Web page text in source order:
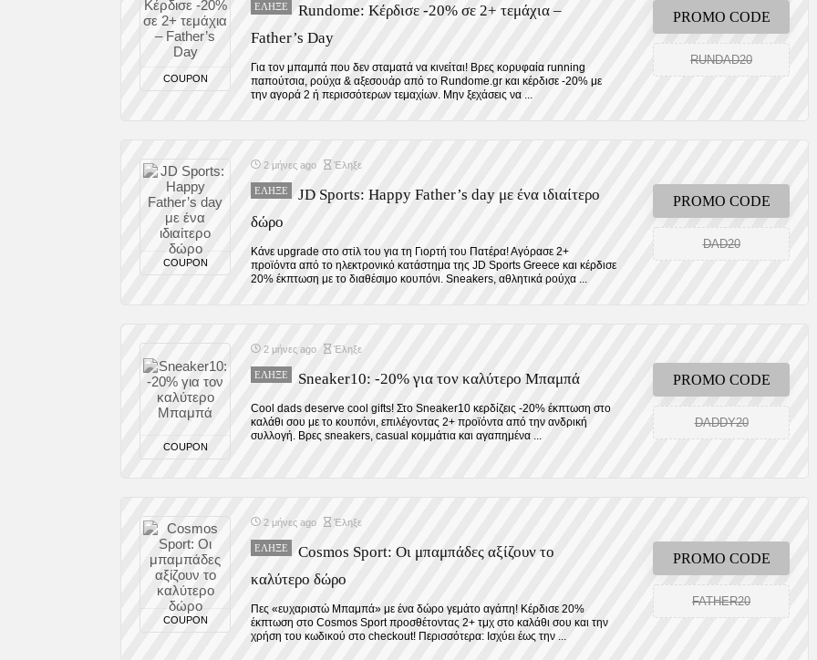
COUPON
ΈΛΗΞΕ
Rundome: Κέρδισε -20% σε 2+ τεμάχια –
Father’s Day
Για τον μπαμπά που δεν σταματά να κινείται! Βρες κορυφαία running
παπούτσια, ρούχα & αξεσουάρ από το Rundome.gr και κέρδισε -20% με
την αγορά 2 ή περισσότερων τεμαχίων. Μην ξεχάσεις να ...
PROMO CODE
RUNDAD20
COUPON
2 μήνες ago Έληξε
ΈΛΗΞΕ
JD Sports: Happy Father’s day με ένα ιδιαίτερο
δώρο
Κάνε upgrade στο στiλ του για τη Γιορτή του Πατέρα! Αγόρασε 2+
προϊόντα από το ηλεκτρονικό κατάστημα της JD Sports Greece και κέρδισε
20% έκπτωση με το διαθέσιμο κουπόνι. Sneakers, αθλητικά ρούχα ...
PROMO CODE
DAD20
COUPON
2 μήνες ago Έληξε
ΈΛΗΞΕ Sneaker10: -20% για τον καλύτερο Μπαμπά
Cool dads deserve cool gifts! Στο Sneaker10 κερδίζεις -20% έκπτωση στο
καλάθι σου με το κουπόνι, επιλέγοντας 2+ προϊόντα από την ανδρική
συλλογή. Βρες sneakers, casual κομμάτια και αγαπημένα ...
PROMO CODE
DADDY20
COUPON
2 μήνες ago Έληξε
ΈΛΗΞΕ
Cosmos Sport: Οι μπαμπάδες αξίζουν το
καλύτερο δώρο
Πες «ευχαριστώ Μπαμπά» με ένα δώρο γεμάτο αγάπη! Κέρδισε 20%
έκπτωση στο Cosmos Sport προσθέτοντας 2+ τμχ στο καλάθι σoυ και την
χρήση του κωδικού στο checkout! Περισσότερα: Ισχύει έως την ...
PROMO CODE
FATHER20